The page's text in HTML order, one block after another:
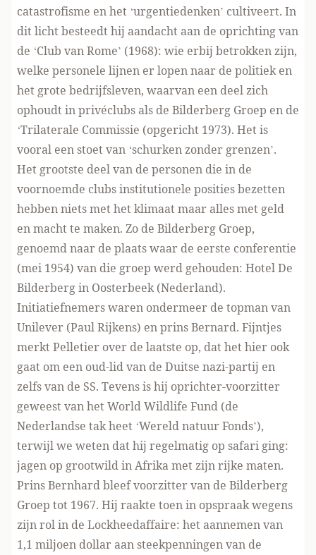
catastrofisme en het ‘urgentiedenken’ cultiveert. In
dit licht besteedt hij aandacht aan de oprichting van
de ‘Club van Rome’ (1968): wie erbij betrokken zijn,
welke personele lijnen er lopen naar de politiek en
het grote bedrijfsleven, waarvan een deel zich
ophoudt in privéclubs als de Bilderberg Groep en de
‘Trilaterale Commissie (opgericht 1973). Het is
vooral een stoet van ‘schurken zonder grenzen’.
Het grootste deel van de personen die in de
voornoemde clubs institutionele posities bezetten
hebben niets met het klimaat maar alles met geld
en macht te maken. Zo de Bilderberg Groep,
genoemd naar de plaats waar de eerste conferentie
(mei 1954) van die groep werd gehouden: Hotel De
Bilderberg in Oosterbeek (Nederland).
Initiatiefnemers waren ondermeer de topman van
Unilever (Paul Rijkens) en prins Bernard. Fijntjes
merkt Pelletier over de laatste op, dat het hier ook
gaat om een oud-lid van de Duitse nazi-partij en
zelfs van de SS. Tevens is hij oprichter-voorzitter
geweest van het World Wildlife Fund (de
Nederlandse tak heet ‘Wereld natuur Fonds’),
terwijl we weten dat hij regelmatig op safari ging:
jagen op grootwild in Afrika met zijn rijke maten.
Prins Bernhard bleef voorzitter van de Bilderberg
Groep tot 1967. Hij raakte toen in opspraak wegens
zijn rol in de Lockheedaffaire: het aannemen van
1,1 miljoen dollar aan steekpenningen van de